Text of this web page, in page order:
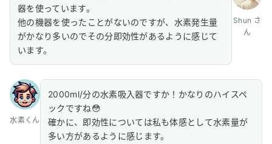
Shun さ
ん
器を使っています。
他の機器を使ったことがないのですが、水素発生量
がかなり多いのでその分即効性があるように感じて
います。
水素くん
2000ml/分の水素吸入器ですか！かなりのハイスペ
ックですね😳
確かに、即効性については私も体感として水素量が
多い方があるように感じます。